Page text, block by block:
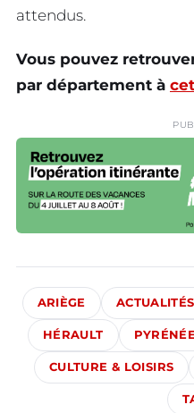
attendus.
Vous pouvez
par département à
ARIÈGE ACTUALITÉS
HÉRAULT
CULTURE & LOISIRS